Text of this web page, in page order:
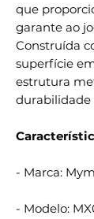
que
garante ao
Construída
superfície
estrutura
durabilidade
- Marca:
- Modelo: